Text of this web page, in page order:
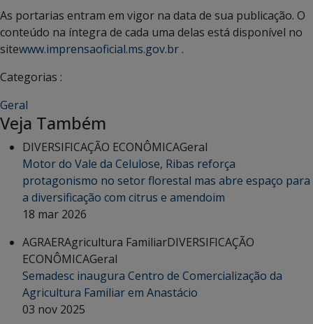
As portarias entram em vigor na data de sua publicação. O
conteúdo na íntegra de cada uma delas está disponível no
sitewww.imprensaoficial.ms.gov.br .
Categorias :
Geral
Veja Também
DIVERSIFICAÇÃO ECONÔMICAGeral
Motor do Vale da Celulose, Ribas reforça
protagonismo no setor florestal mas abre espaço para
a diversificação com citrus e amendoim
18 mar 2026
AGRAERAgricultura FamiliarDIVERSIFICAÇÃO
ECONÔMICAGeral
Semadesc inaugura Centro de Comercialização da
Agricultura Familiar em Anastácio
03 nov 2025